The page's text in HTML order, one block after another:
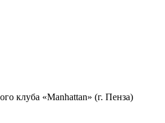
клуба «Manhattan» (г. Пенза)